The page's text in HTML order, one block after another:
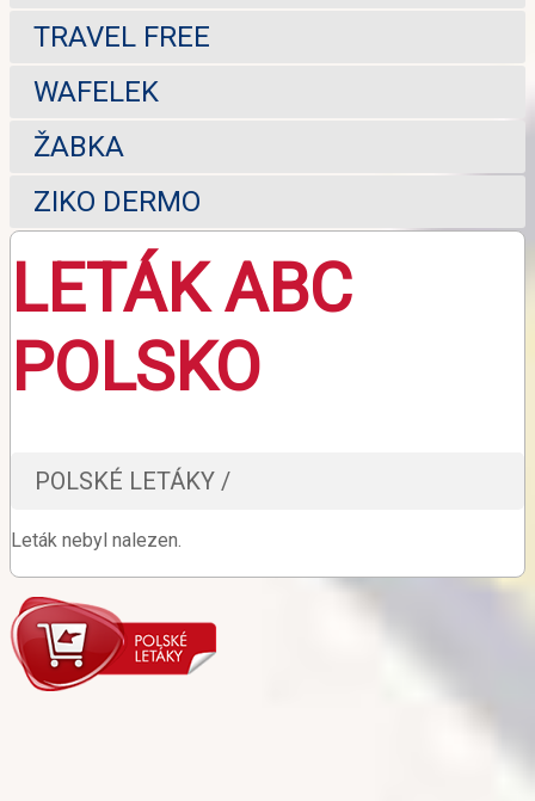
TRAVEL FREE
WAFELEK
ŽABKA
ZIKO DERMO
LETÁK ABC
POLSKO
POLSKÉ LETÁKY /
Leták nebyl nalezen.